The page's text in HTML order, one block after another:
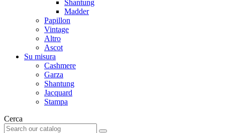
Shantung
Madder
Papillon
Vintage
Altro
Ascot
Su misura
Cashmere
Garza
Shantung
Jacquard
Stampa
Cerca